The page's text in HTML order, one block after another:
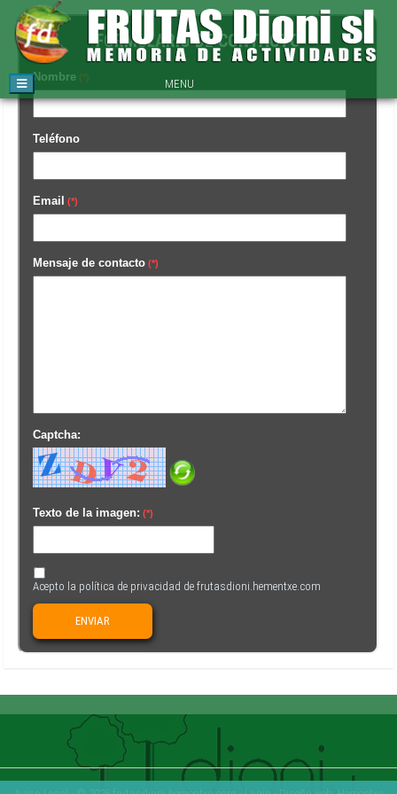
MENU
FORMULARIO DE CONTACTO
Nombre (*)
Teléfono
Email (*)
Mensaje de contacto (*)
Captcha:
Texto de la imagen: (*)
Acepto la política de privacidad de frutasdioni.hementxe.com
ENVIAR